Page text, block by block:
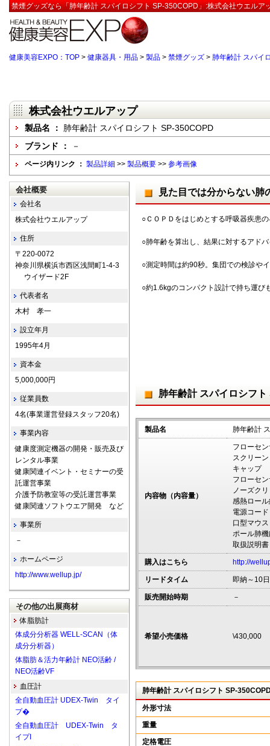
禁煙グッズなら「肺年齢計 スパイロシフト SP-350COPD」:株式会社ウエルア
健康美容EXPO：TOP > 健康器具・用品 > 製品 > 禁煙グッズ > 肺年齢計 スパイ
株式会社ウエルアップ
製品名 ： 肺年齢計 スパイロシフト SP-350COPD
ブランド ：
－
ページ内リンク ： 製品詳細 >> 製品概要 >> 参考画像
見た目では分からない肺
○ＣＯＰＤをはじめとする呼吸器疾患
○肺年齢を算出し、結果に対するアド
○測定時間は約90秒。集団での検診や
○約1.6kgのコンパクト設計で持ち運び
肺年齢計 スパイロシフ
製品名 肺年齢計
内容物（内容量）
フローセ
スクリー
キャップ
フローセ
ノーズク
感熱ロー
電源コード
口型マウ
ポール肺
取扱説明書
購入はこちら http://
リードタイム 即納～10日
販売開始時期 －
希望小売価格 \430,000
肺年齢計 スパイロシフト SP-
外形寸法
重量
定格電圧
会社概要
会社名
株式会社ウエルアップ
住所
〒220-0072
神奈川県横浜市西区浅間町1-4-3
ウイザード2F
代表者名
木村 孝一
設立年月
1995年4月
資本金
5,000,000円
従業員数
4名(事業運営登録スタッフ20名)
事業内容
健康度測定機器の開発・販売及び
レンタル事業
健康関連イベント・セミナーの受
託運営事業
介護予防教室等の受託運営事業
健康関連ソフトウエア開発 など
事業所
－
ホームページ
http://www.wellup.jp/
その他の出展商材
体脂肪計
体成分分析器 WELL-SCAN（体
成分分析器）
体脂肪＆活力年齢計 NEO活齢 /
NEO活齢VF
血圧計
全自動血圧計 UDEX-Twin タイ
プ�
全自動血圧計 UDEX-Twin タ
イプI